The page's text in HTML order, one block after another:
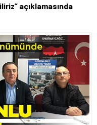
açıklamasında